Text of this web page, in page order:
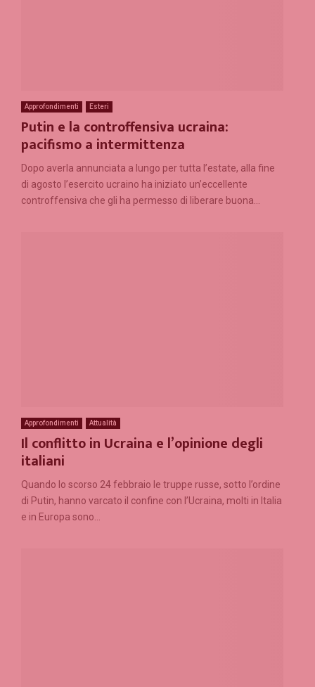
Approfondimenti Esteri
Putin e la controffensiva ucraina:
pacifismo a intermittenza
Dopo averla annunciata a lungo per tutta l’estate, alla fine
di agosto l’esercito ucraino ha iniziato un’eccellente
controffensiva che gli ha permesso di liberare buona...
Approfondimenti Attualità
Il conflitto in Ucraina e l’opinione degli
italiani
Quando lo scorso 24 febbraio le truppe russe, sotto l’ordine
di Putin, hanno varcato il confine con l’Ucraina, molti in Italia
e in Europa sono...